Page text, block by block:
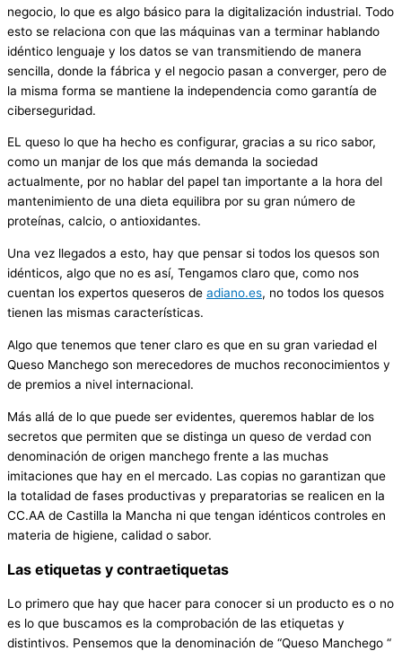
negocio, lo que es algo básico para la digitalización industrial. Todo
esto se relaciona con que las máquinas van a terminar hablando
idéntico lenguaje y los datos se van transmitiendo de manera
sencilla, donde la fábrica y el negocio pasan a converger, pero de
la misma forma se mantiene la independencia como garantía de
ciberseguridad.
EL queso lo que ha hecho es configurar, gracias a su rico sabor,
como un manjar de los que más demanda la sociedad
actualmente, por no hablar del papel tan importante a la hora del
mantenimiento de una dieta equilibra por su gran número de
proteínas, calcio, o antioxidantes.
Una vez llegados a esto, hay que pensar si todos los quesos son
idénticos, algo que no es así, Tengamos claro que, como nos
cuentan los expertos queseros de adiano.es, no todos los quesos
tienen las mismas características.
Algo que tenemos que tener claro es que en su gran variedad el
Queso Manchego son merecedores de muchos reconocimientos y
de premios a nivel internacional.
Más allá de lo que puede ser evidentes, queremos hablar de los
secretos que permiten que se distinga un queso de verdad con
denominación de origen manchego frente a las muchas
imitaciones que hay en el mercado. Las copias no garantizan que
la totalidad de fases productivas y preparatorias se realicen en la
CC.AA de Castilla la Mancha ni que tengan idénticos controles en
materia de higiene, calidad o sabor.
Las etiquetas y contraetiquetas
Lo primero que hay que hacer para conocer si un producto es o no
es lo que buscamos es la comprobación de las etiquetas y
distintivos. Pensemos que la denominación de “Queso Manchego “